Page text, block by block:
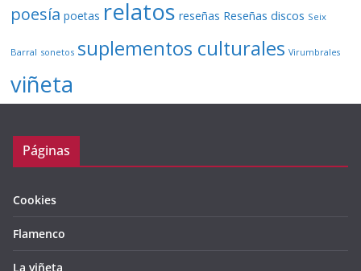
poesía poetas relatos reseñas Reseñas discos Seix
Barral sonetos suplementos culturales Virumbrales
viñeta
Páginas
Cookies
Flamenco
La viñeta